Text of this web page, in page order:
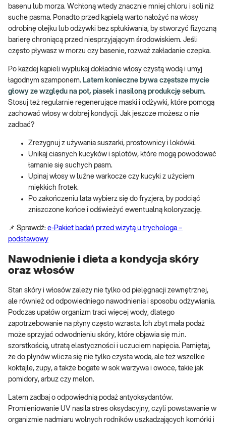
basenu lub morza. Wchłoną wtedy znacznie mniej chloru i soli niż
suche pasma. Ponadto przed kąpielą warto nałożyć na włosy
odrobinę olejku lub odżywki bez spłukiwania, by stworzyć fizyczną
barierę chroniącą przed niesprzyjającym środowiskiem. Jeśli
często pływasz w morzu czy basenie, rozważ zakładanie czepka.
Po każdej kąpieli wypłukaj dokładnie włosy czystą wodą i umyj
łagodnym szamponem. Latem konieczne bywa częstsze mycie
głowy ze względu na pot, piasek i nasiloną produkcję sebum.
Stosuj też regularnie regenerujące maski i odżywki, które pomogą
zachować włosy w dobrej kondycji. Jak jeszcze możesz o nie
zadbać?
Zrezygnuj z używania suszarki, prostownicy i lokówki.
Unikaj ciasnych kucyków i splotów, które mogą powodować
łamanie się suchych pasm.
Upinaj włosy w luźne warkocze czy kucyki z użyciem
miękkich frotek.
Po zakończeniu lata wybierz się do fryzjera, by podciąć
zniszczone końce i odświeżyć ewentualną koloryzację.
📌 Sprawdź: e-Pakiet badań przed wizytą u trychologa –
podstawowy
Nawodnienie i dieta a kondycja skóry
oraz włosów
Stan skóry i włosów zależy nie tylko od pielęgnacji zewnętrznej,
ale również od odpowiedniego nawodnienia i sposobu odżywiania.
Podczas upałów organizm traci więcej wody, dlatego
zapotrzebowanie na płyny często wzrasta. Ich zbyt mała podaż
może sprzyjać odwodnieniu skóry, które objawia się m.in.
szorstkością, utratą elastyczności i uczuciem napięcia. Pamiętaj,
że do płynów wlicza się nie tylko czysta woda, ale też wszelkie
koktajle, zupy, a także bogate w sok warzywa i owoce, takie jak
pomidory, arbuz czy melon.
Latem zadbaj o odpowiednią podaż antyoksydantów.
Promieniowanie UV nasila stres oksydacyjny, czyli powstawanie w
organizmie nadmiaru wolnych rodników uszkadzających komórki i